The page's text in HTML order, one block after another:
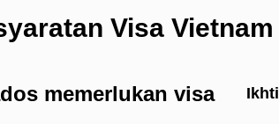
Visa
memerlukan visa